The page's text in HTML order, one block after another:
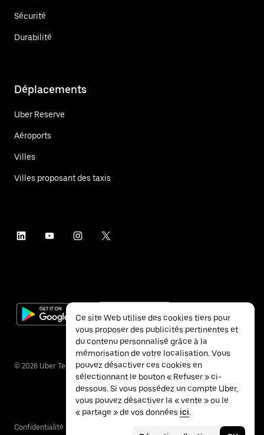
Sécurité
Durabilité
Déplacements
Uber Reserve
Aéroports
Villes
Villes proposant des taxis
© 2026 Uber Technologies Inc.
Confidentialité
Ce site Web utilise des cookies tiers pour
vous proposer des publicités pertinentes et
du contenu personnalisé grâce à la
mémorisation de votre localisation. Vous
pouvez désactiver ces cookies en
sélectionnant le bouton « Refuser » ci-
dessous. Si vous possédez un compte Uber,
vous pouvez désactiver la « vente » ou le
« partage » de vos données ici.